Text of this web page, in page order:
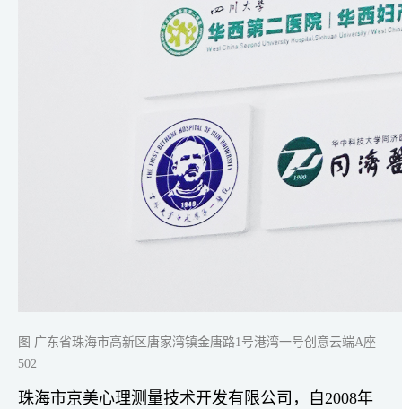
图 广东省珠海市高新区唐家湾镇金唐路1号港湾一号创意云端A座
502
珠海市京美心理测量技术开发有限公司，自2008年